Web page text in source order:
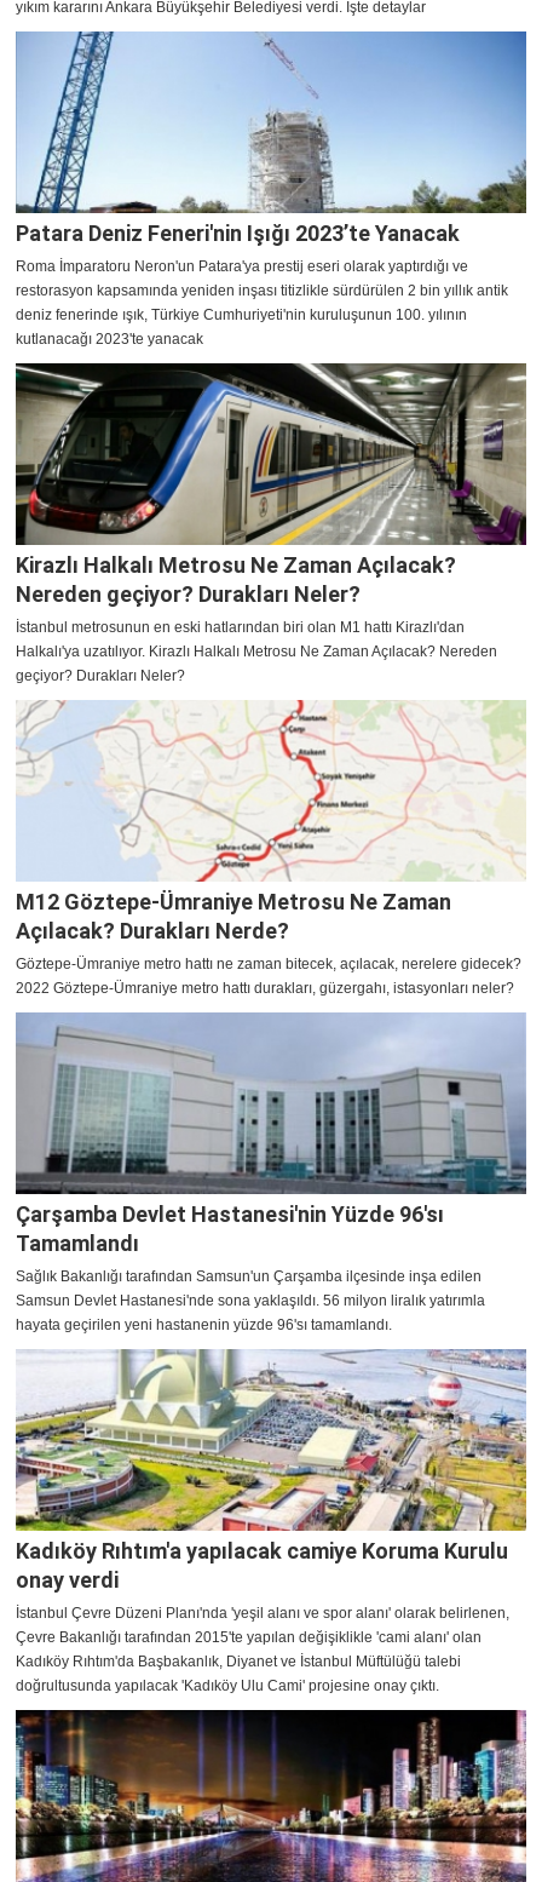
yıkım kararını Ankara Büyükşehir Belediyesi verdi. İşte detaylar
Patara Deniz Feneri'nin Işığı 2023’te Yanacak
Roma İmparatoru Neron'un Patara'ya prestij eseri olarak yaptırdığı ve
restorasyon kapsamında yeniden inşası titizlikle sürdürülen 2 bin yıllık antik
deniz fenerinde ışık, Türkiye Cumhuriyeti'nin kuruluşunun 100. yılının
kutlanacağı 2023'te yanacak
Kirazlı Halkalı Metrosu Ne Zaman Açılacak?
Nereden geçiyor? Durakları Neler?
İstanbul metrosunun en eski hatlarından biri olan M1 hattı Kirazlı'dan
Halkalı'ya uzatılıyor. Kirazlı Halkalı Metrosu Ne Zaman Açılacak? Nereden
geçiyor? Durakları Neler?
M12 Göztepe-Ümraniye Metrosu Ne Zaman
Açılacak? Durakları Nerde?
Göztepe-Ümraniye metro hattı ne zaman bitecek, açılacak, nerelere gidecek?
2022 Göztepe-Ümraniye metro hattı durakları, güzergahı, istasyonları neler?
Çarşamba Devlet Hastanesi'nin Yüzde 96'sı
Tamamlandı
Sağlık Bakanlığı tarafından Samsun'un Çarşamba ilçesinde inşa edilen
Samsun Devlet Hastanesi'nde sona yaklaşıldı. 56 milyon liralık yatırımla
hayata geçirilen yeni hastanenin yüzde 96'sı tamamlandı.
Kadıköy Rıhtım'a yapılacak camiye Koruma Kurulu
onay verdi
İstanbul Çevre Düzeni Planı'nda 'yeşil alanı ve spor alanı' olarak belirlenen,
Çevre Bakanlığı tarafından 2015'te yapılan değişiklikle 'cami alanı' olan
Kadıköy Rıhtım'da Başbakanlık, Diyanet ve İstanbul Müftülüğü talebi
doğrultusunda yapılacak 'Kadıköy Ulu Cami' projesine onay çıktı.